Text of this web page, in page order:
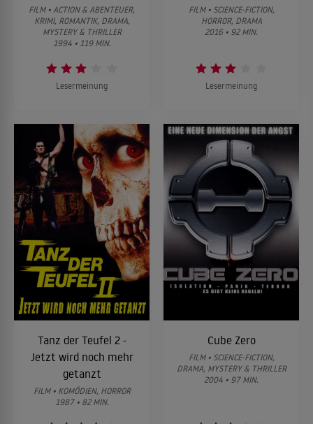
FILM • ACTION & ABENTEUER,
KRIMI, ROMANTIK, DRAMA,
MYSTERY & THRILLER
1994 • 119 MIN.
Lesermeinung
FILM • SCIENCE-FICTION,
HORROR, DRAMA
2016 • 92 MIN.
Lesermeinung
Tanz der Teufel 2 -
Jetzt wird noch mehr
getanzt
FILM • KOMÖDIEN, HORROR
1987 • 82 MIN.
Cube Zero
FILM • SCIENCE-FICTION,
DRAMA, MYSTERY & THRILLER
2004 • 97 MIN.